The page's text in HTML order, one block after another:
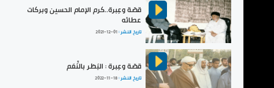
قصّة وعِبرة..كرم الإمام الحسين وبركات
عطائه
تاريخ النشر :2021-12-01
قصّة وعِبرة : البَطَر بالنِّعَم
تاريخ النشر :2022-11-18